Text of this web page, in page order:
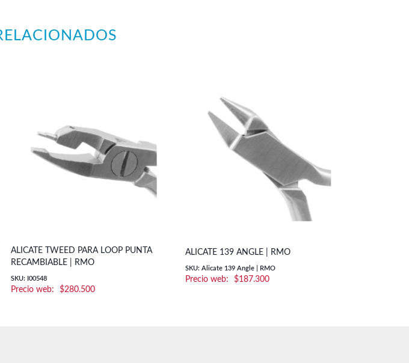
ALICATE TWEED PARA LOOP PUNTA
RECAMBIABLE | RMO
SKU: I00548
$280.500
ALICATE 139 ANGLE | RMO
SKU: Alicate 139 Angle | RMO
$187.300